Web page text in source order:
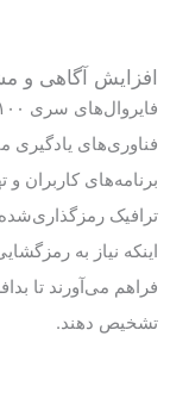
افزایش آگاهی و
فناوری‌های یادگیری
برنامه‌های کاربران و
ترافیک
اینکه نیاز به
فراهم می‌آورند تا
تشخیص دهند.